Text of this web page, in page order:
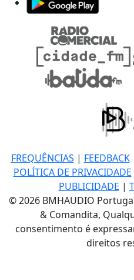
FREQUÊNCIAS | FEEDBACK
POLÍTICA DE PRIVACIDADE
PUBLICIDADE |
© 2026 BMHAUDIO
& Comandita,
consentimento é
direitos